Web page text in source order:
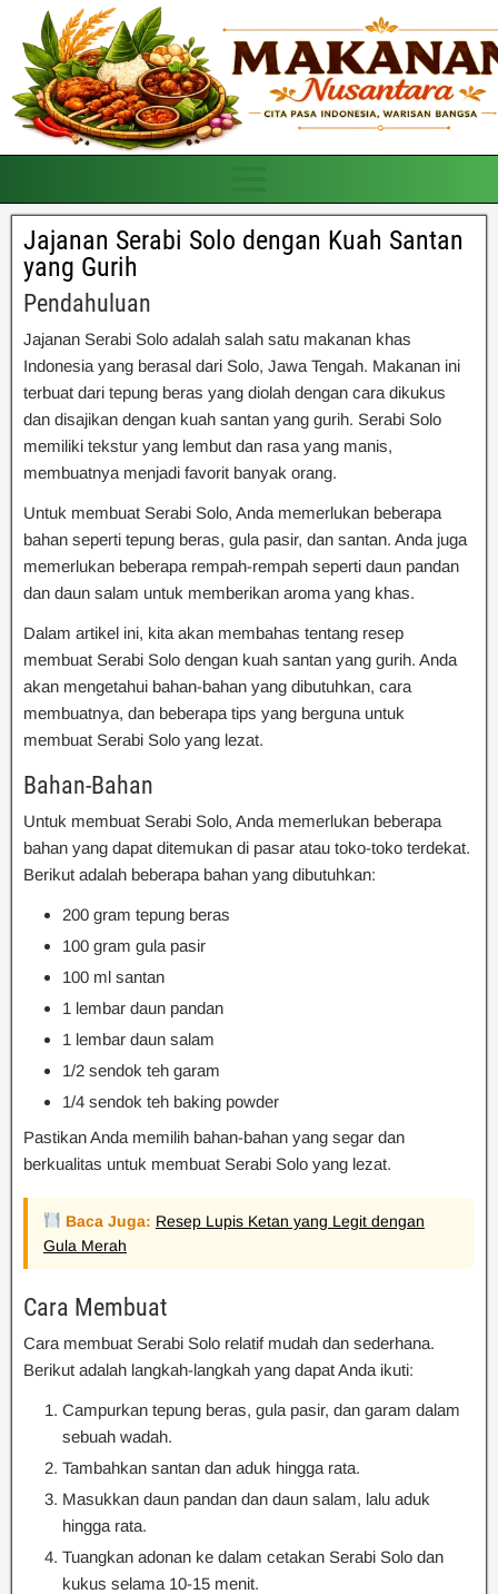
Jajanan Serabi Solo dengan Kuah Santan
yang Gurih
Pendahuluan
Jajanan Serabi Solo adalah salah satu makanan khas
Indonesia yang berasal dari Solo, Jawa Tengah. Makanan ini
terbuat dari tepung beras yang diolah dengan cara dikukus
dan disajikan dengan kuah santan yang gurih. Serabi Solo
memiliki tekstur yang lembut dan rasa yang manis,
membuatnya menjadi favorit banyak orang.
Untuk membuat Serabi Solo, Anda memerlukan beberapa
bahan seperti tepung beras, gula pasir, dan santan. Anda juga
memerlukan beberapa rempah-rempah seperti daun pandan
dan daun salam untuk memberikan aroma yang khas.
Dalam artikel ini, kita akan membahas tentang resep
membuat Serabi Solo dengan kuah santan yang gurih. Anda
akan mengetahui bahan-bahan yang dibutuhkan, cara
membuatnya, dan beberapa tips yang berguna untuk
membuat Serabi Solo yang lezat.
Bahan-Bahan
Untuk membuat Serabi Solo, Anda memerlukan beberapa
bahan yang dapat ditemukan di pasar atau toko-toko terdekat.
Berikut adalah beberapa bahan yang dibutuhkan:
200 gram tepung beras
100 gram gula pasir
100 ml santan
1 lembar daun pandan
1 lembar daun salam
1/2 sendok teh garam
1/4 sendok teh baking powder
Pastikan Anda memilih bahan-bahan yang segar dan
berkualitas untuk membuat Serabi Solo yang lezat.
Baca Juga: Resep Lupis Ketan yang Legit dengan
Gula Merah
Cara Membuat
Cara membuat Serabi Solo relatif mudah dan sederhana.
Berikut adalah langkah-langkah yang dapat Anda ikuti:
Campurkan tepung beras, gula pasir, dan garam dalam
sebuah wadah.
Tambahkan santan dan aduk hingga rata.
Masukkan daun pandan dan daun salam, lalu aduk
hingga rata.
Tuangkan adonan ke dalam cetakan Serabi Solo dan
kukus selama 10-15 menit.